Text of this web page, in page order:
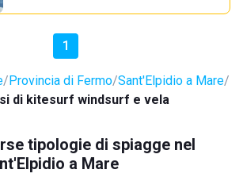
1
Provincia di Fermo Sant'Elpidio a Mare
di kitesurf windsurf e vela
tipologie di spiagge nel
a Mare